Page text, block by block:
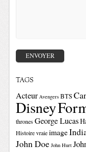
TAGS
Acteur Avengers BTS
Disney
thrones George Lucas
Histoire vraie image
John Doe John Hurt